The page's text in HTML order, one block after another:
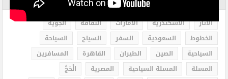
الاثار الاسكندرية الامارات الثقافة
الجوية
الخطوط
السعودية السفر السياح
السياحة
السياحية
الصين الطيران القاهرة
المسافرين
المسلة
المسلة السياحية المصرية
الْحَجُّ